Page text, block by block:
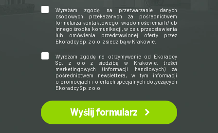
Wyrażam zgodę na przetwarzanie danych
osobowych przekazanych za pośrednictwem
formularza kontaktowego, wiadomości email i/lub
innego środka komunikacji, w celu przedstawienia
lub omówienia przedstawionej oferty przez
Ekoradcy Sp. z o.o. z siedzibą w Krakowie.
Wyrażam zgodę na otrzymywanie od Ekoradcy
Sp. z o.o z siedzibą w Krakowie, treści
marketingowych (informacji handlowych) za
pośrednictwem newslettera, w tym informacji
o promocjach i ofertach specjalnych dotyczących
Ekoradcy Sp. z o.o.
Wyślij formularz